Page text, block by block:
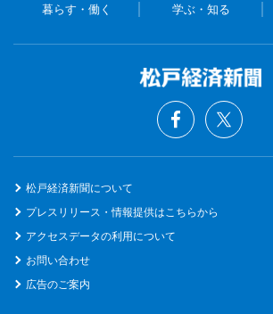
暮らす・働く 学ぶ・知る
松戸経済新聞について
プレスリリース・情報提供はこちらから
アクセスデータの利用について
お問い合わせ
広告のご案内